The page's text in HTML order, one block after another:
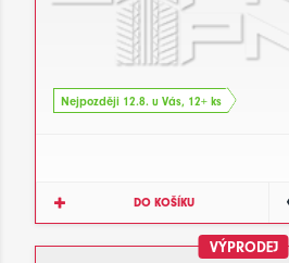
Nejpozději 12.8. u Vás, 12+ ks
DO KOŠÍKU
VÝPRODEJ